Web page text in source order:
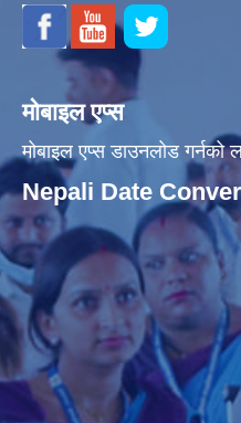
मोबाइल एप्स
मोबाइल एप्स डाउनलोड गर्नको
Nepali Date